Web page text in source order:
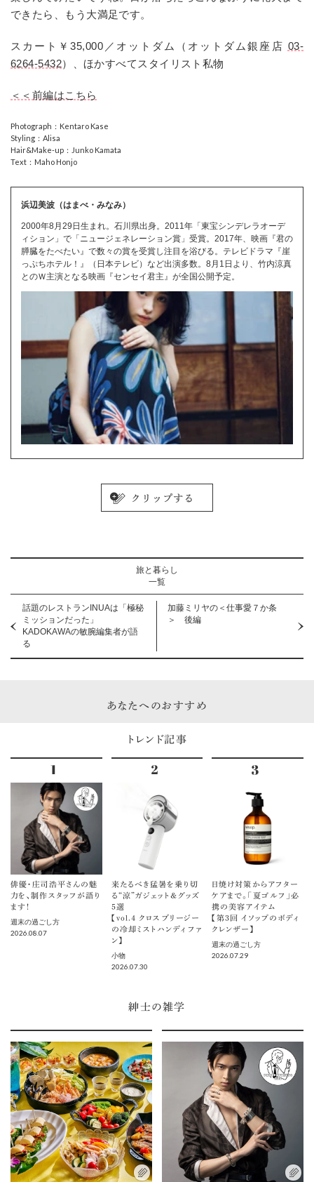
できたら、もう大満足です。
スカート￥35,000／オットダム（オットダム銀座店 03-
6264-5432）、ほかすべてスタイリスト私物
＜＜前編はこちら
Photograph：Kentaro Kase
Styling：Alisa
Hair&Make-up：Junko Kamata
Text：Maho Honjo
浜辺美波（はまべ・みなみ）
2000年8月29日生まれ。石川県出身。2011年「東宝シンデレラオーデ
ィション」で「ニュージェネレーション賞」受賞。2017年、映画『君の
膵臓をたべたい』で数々の賞を受賞し注目を浴びる。テレビドラマ『崖
っぷちホテル！』（日本テレビ）など出演多数。8月1日より、竹内涼真
とのＷ主演となる映画『センセイ君主』が全国公開予定。
旅と暮らし
一覧
話題のレストランINUAは「極秘
ミッションだった」
KADOKAWAの敏腕編集者が語
る
加藤ミリヤの＜仕事愛７か条
＞ 後編
あなたへのおすすめ
トレンド記事
俳優・庄司浩平さんの魅
力を、制作スタッフが語り
ます！
週末の過ごし方
2026.08.07
来たるべき猛暑を乗り切
る“涼”ガジェット＆グッズ
5選
【vol.４ クロスブリージー
の冷却ミストハンディファ
ン】
小物
2026.07.30
日焼け対策からアフター
ケアまで。「夏ゴルフ」必
携の美容アイテム
【第3回 イソップのボディ
クレンザー】
週末の過ごし方
2026.07.29
紳士の雑学